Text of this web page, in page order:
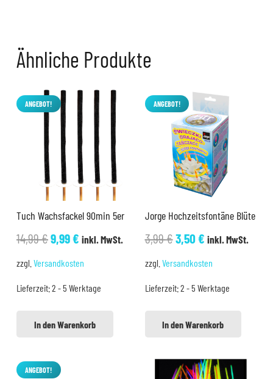
Ähnliche Produkte
ANGEBOT!
Tuch Wachsfackel 90min 5er
14,99€Ursprünglicher
14,99 €
9,99€Aktueller
9,99 €.
inkl. MwSt.
zzgl. Versandkosten
Lieferzeit:2 - 5 Werktage
In den Warenkorb
ANGEBOT!
Jorge Hochzeitsfontäne Blüte
3,99€Ursprünglicher
3,99 €
3,50€Aktueller
3,50 €.
inkl. MwSt.
zzgl. Versandkosten
Lieferzeit:2 - 5 Werktage
In den Warenkorb
ANGEBOT!